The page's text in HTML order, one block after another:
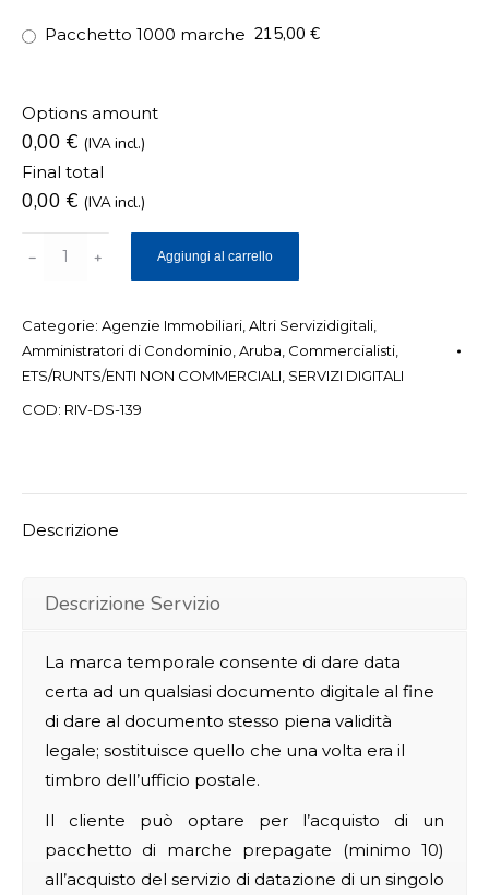
Pacchetto 1000 marche 215,00 €
Options amount
0,00 € (IVA incl.)
Final total
0,00 € (IVA incl.)
Marche
Certa)
quantità
Aggiungi al carrello
Categorie: Agenzie Immobiliari Altri Servizidigitali
Amministratori di Condominio Aruba Commercialisti
ETS/RUNTS/ENTI NON COMMERCIALI SERVIZI DIGITALI
COD: RIV-DS-139
Descrizione
Descrizione Servizio
La marca temporale consente di dare data
certa ad un qualsiasi documento digitale al fine
di dare al documento stesso piena validità
legale; sostituisce quello che una volta era il
timbro dell’ufficio postale.
Il cliente può optare per l’acquisto di un
pacchetto di marche prepagate (minimo 10)
all’acquisto del servizio di datazione di un singolo